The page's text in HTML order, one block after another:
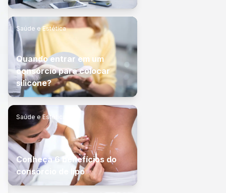
Saúde e Estética
Quando entrar em um
consórcio para colocar
silicone?
Saúde e Estética
Conheça 6 benefícios do
consórcio de lipo